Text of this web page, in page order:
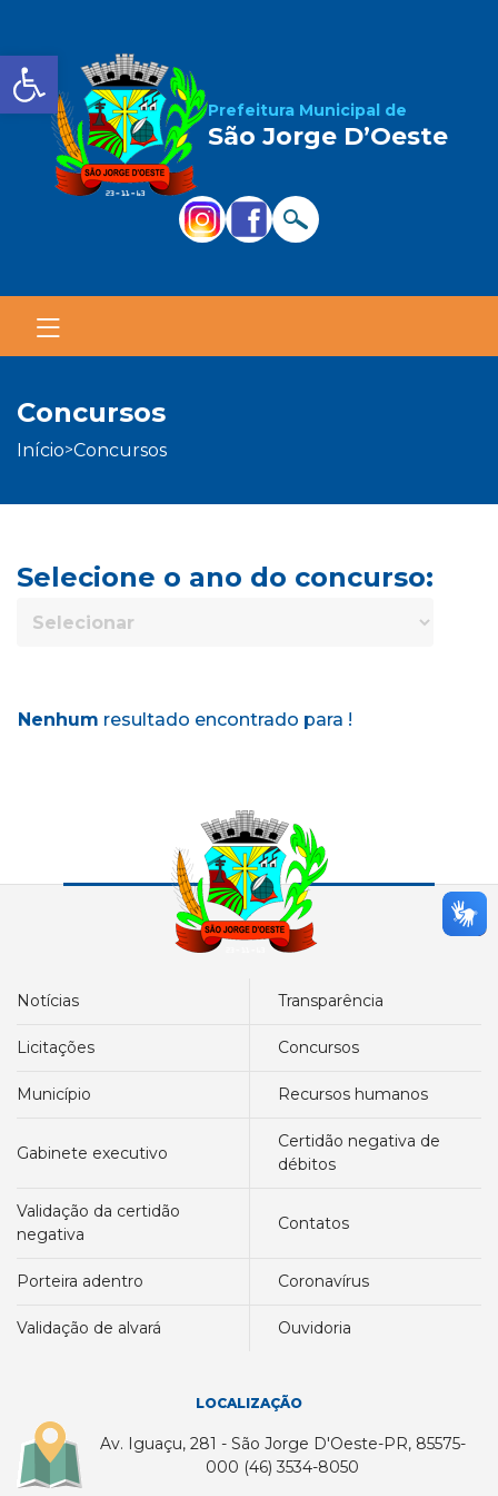
Barra de Ferramentas
Prefeitura Municipal de
São Jorge D’Oeste
concursos
início> concursos
Selecione o ano do concurso:
Nenhum resultado encontrado para !
notícias transparência
licitações concursos
município recursos humanos
gabinete executivo
certidão negativa de
débitos
validação da certidão
negativa
contatos
porteira adentro coronavírus
validação de alvará ouvidoria
LOCALIZAÇÃO
Av. Iguaçu, 281 - São Jorge D'Oeste-PR, 85575-
000 (46) 3534-8050